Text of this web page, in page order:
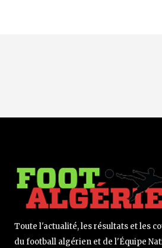
Toute l'actualité, les résultats et les
du football algérien et de l'Équipe